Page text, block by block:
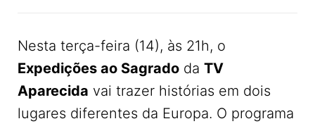
Nesta terça-feira (14), às 21h, o
Expedições ao Sagrado da TV
Aparecida vai trazer histórias em dois
lugares diferentes da Europa. O programa